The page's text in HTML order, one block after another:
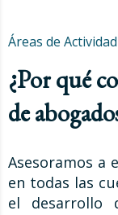
Áreas de Actividad
¿Por qué
de
Asesoramos a
en todas las
el desarrollo